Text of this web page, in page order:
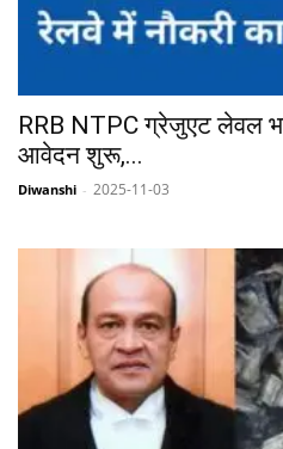
RRB NTPC ग्रेजुएट लेवल
आवेदन शुरू,...
Diwanshi - 2025-11-03